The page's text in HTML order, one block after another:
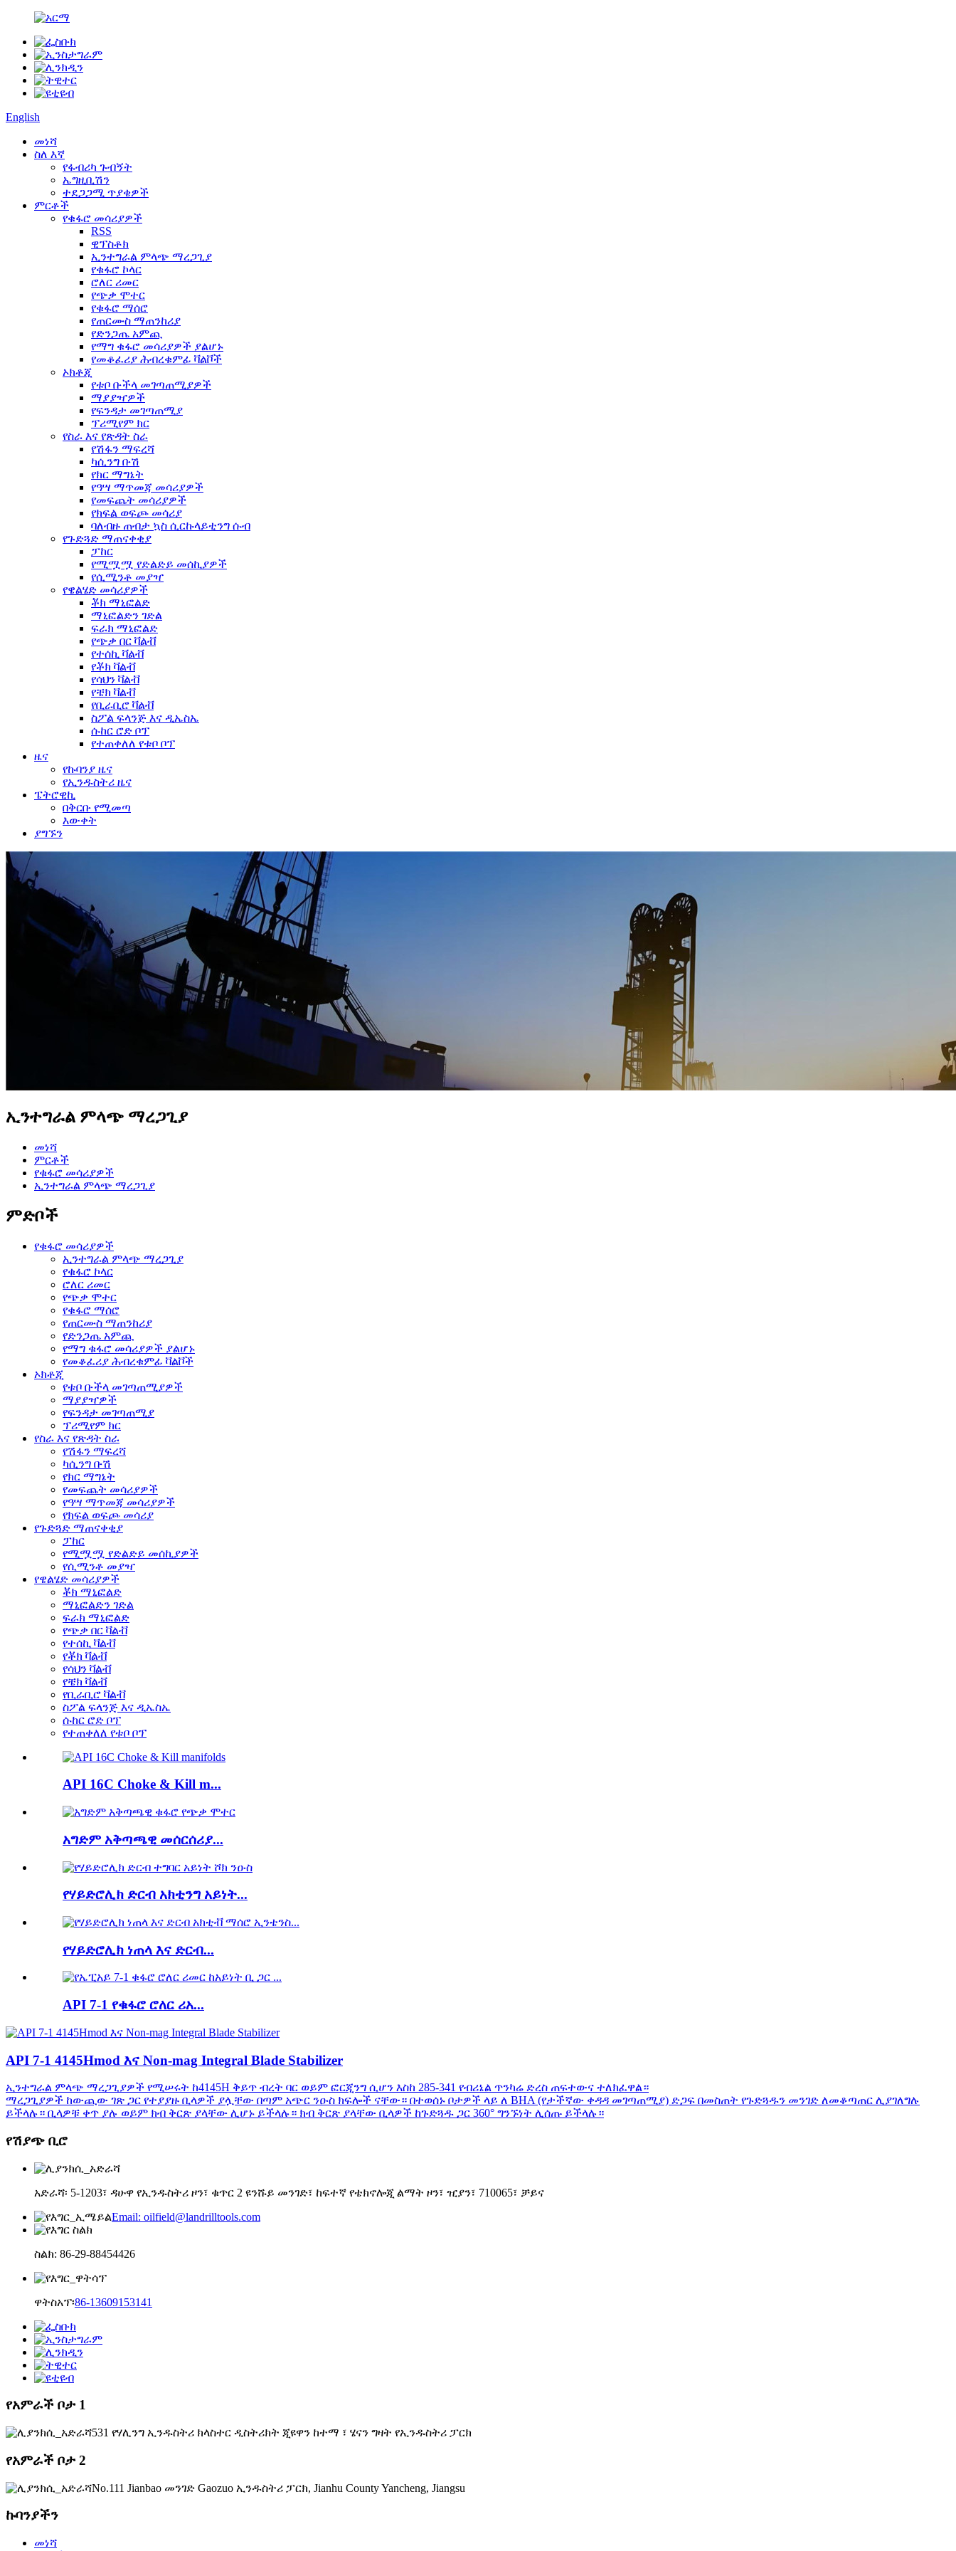
English
መነሻ
ስለ እኛ
የፋብሪካ ጉብኝት
ኤግዚቢሽን
ተደጋጋሚ ጥያቄዎች
ምርቶች
የቁፋሮ መሳሪያዎች
RSS
ዊፕስቶክ
ኢንተግራል ምላጭ ማረጋጊያ
የቁፋሮ ኮላር
ሮለር ሪመር
የጭቃ ሞተር
የቁፋሮ ማሰሮ
የጠርሙስ ማጠንከሪያ
የድንጋጤ አምጪ
የማግ ቁፋሮ መሳሪያዎች ያልሆኑ
የመቆፈሪያ ሕብረቁምፊ ቫልቮች
ኦክቶጂ
የቱቦ ቡችላ መገጣጠሚያዎች
ማያያዣዎች
የፍንዳታ መገጣጠሚያ
ፕሪሚየም ክር
የስራ እና የጽዳት ስራ
የሽፋን ማፍረሻ
ካሲንግ ቡሽ
የክር ማግኔት
የዓሣ ማጥመጃ መሳሪያዎች
የመፍጨት መሳሪያዎች
የክፍል ወፍጮ መሳሪያ
ባለብዙ ጠብታ ኳስ ሲርኩላይቲንግ ሱብ
የጉድጓድ ማጠናቀቂያ
ፓከር
የሚሟሟ የድልድይ መሰኪያዎች
የሲሚንቶ መያዣ
የዌልሄድ መሳሪያዎች
ቾክ ማኒፎልድ
ማኒፎልድን ገድል
ፍራክ ማኒፎልድ
የጭቃ በር ቫልቭ
የተሰኪ ቫልቭ
የቾክ ቫልቭ
የሳህን ቫልቭ
የቼክ ቫልቭ
የቢራቢሮ ቫልቭ
ስፖል ፍላንጅ እና ዲኤስኤ
ሱከር ሮድ ቦፕ
የተጠቀለለ የቱቦ ቦፕ
ዜና
የኩባንያ ዜና
የኢንዱስትሪ ዜና
ፔትሮዊኪ
በቅርቡ የሚመጣ
እውቀት
ያግኙን
ኢንተግራል ምላጭ ማረጋጊያ
መነሻ
ምርቶች
የቁፋሮ መሳሪያዎች
ኢንተግራል ምላጭ ማረጋጊያ
ምድቦች
የቁፋሮ መሳሪያዎች
ኢንተግራል ምላጭ ማረጋጊያ
የቁፋሮ ኮላር
ሮለር ሪመር
የጭቃ ሞተር
የቁፋሮ ማሰሮ
የጠርሙስ ማጠንከሪያ
የድንጋጤ አምጪ
የማግ ቁፋሮ መሳሪያዎች ያልሆኑ
የመቆፈሪያ ሕብረቁምፊ ቫልቮች
ኦክቶጂ
የቱቦ ቡችላ መገጣጠሚያዎች
ማያያዣዎች
የፍንዳታ መገጣጠሚያ
ፕሪሚየም ክር
የስራ እና የጽዳት ስራ
የሽፋን ማፍረሻ
ካሲንግ ቡሽ
የክር ማግኔት
የመፍጨት መሳሪያዎች
የዓሣ ማጥመጃ መሳሪያዎች
የክፍል ወፍጮ መሳሪያ
የጉድጓድ ማጠናቀቂያ
ፓከር
የሚሟሟ የድልድይ መሰኪያዎች
የሲሚንቶ መያዣ
የዌልሄድ መሳሪያዎች
ቾክ ማኒፎልድ
ማኒፎልድን ገድል
ፍራክ ማኒፎልድ
የጭቃ በር ቫልቭ
የተሰኪ ቫልቭ
የቾክ ቫልቭ
የሳህን ቫልቭ
የቼክ ቫልቭ
የቢራቢሮ ቫልቭ
ስፖል ፍላንጅ እና ዲኤስኤ
ሱከር ሮድ ቦፕ
የተጠቀለለ የቱቦ ቦፕ
API 16C Choke & Kill m...
አግድም አቅጣጫዊ መሰርሰሪያ...
የሃይድሮሊክ ድርብ አክቲንግ አይነት...
የሃይድሮሊክ ነጠላ እና ድርብ...
API 7-1 የቁፋሮ ሮለር ሪአ...
API 7-1 4145Hmod እና Non-mag Integral Blade Stabilizer
ኢንተግራል ምላጭ ማረጋጊያዎች የሚሠሩት ከ4145H ቅይጥ ብረት ባር ወይም ፎርጂንግ ሲሆን እስከ 285-341 የብሪኔል ጥንካሬ ድረስ ጠፍተውና ተለክፈዋል።
ማረጋጊያዎች ከውጪው ገጽ ጋር የተያያዙ ቢላዎች ያሏቸው በጣም አጭር ንዑስ ክፍሎች ናቸው። በተወሰኑ ቦታዎች ላይ ለ BHA (የታችኛው ቀዳዳ መገጣጠሚያ) ድጋፍ በመስጠት የጉድጓዱን መንገድ ለመቆጣጠር ሊያገለግሉ
ይችላሉ። ቢላዎቹ ቀጥ ያሉ ወይም ክብ ቅርጽ ያላቸው ሊሆኑ ይችላሉ። ክብ ቅርጽ ያላቸው ቢላዎች ከጉድጓዱ ጋር 360° ግንኙነት ሊሰጡ ይችላሉ።
የሽያጭ ቢሮ
አድራሻ፡ 5-1203፣ ዳሁዋ የኢንዱስትሪ ዞን፣ ቁጥር 2 ዩንሹይ መንገድ፣ ከፍተኛ የቴክኖሎጂ ልማት ዞን፣ ዢያን፣ 710065፣ ቻይና
Email: oilfield@landrilltools.com
ስልክ: 86-29-88454426
ዋትስአፕ፡86-13609153141
የአምራች ቦታ 1
531 የሃሊንግ ኢንዱስትሪ ክላስተር ዲስትሪክት ጂዩዋን ከተማ ፣ ሄናን ግዛት የኢንዱስትሪ ፓርክ
የአምራች ቦታ 2
No.111 Jianbao መንገድ Gaozuo ኢንዱስትሪ ፓርክ, Jianhu County Yancheng, Jiangsu
ኩባንያችን
መነሻ